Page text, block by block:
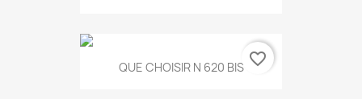
QUE CHOISIR N 620 BIS favorite_border